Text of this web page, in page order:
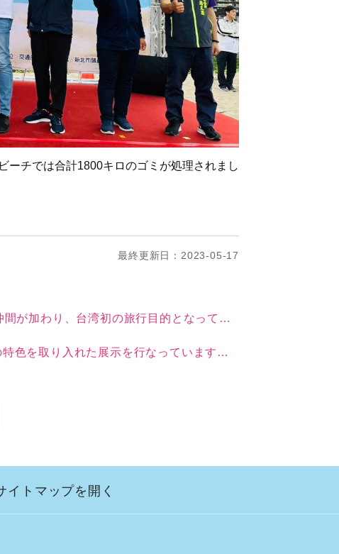
ーチでは合計1800キロのゴミが処理されまし
最終更新日：2023-05-17
わり、台湾初の旅行目的となっています。
アメリカの「Muse Design Awards 」の室内デザイン部門で銀賞を受賞。
イトマップを開く